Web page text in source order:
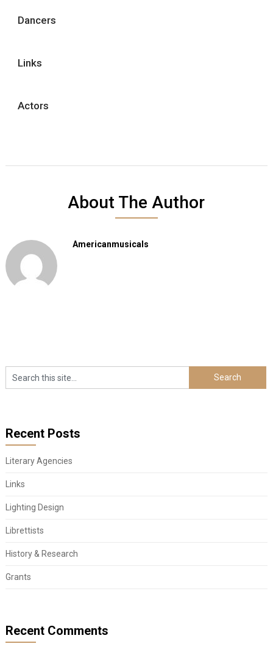
Dancers
Links
Actors
About The Author
Americanmusicals
Recent Posts
Literary Agencies
Links
Lighting Design
Librettists
History & Research
Grants
Recent Comments